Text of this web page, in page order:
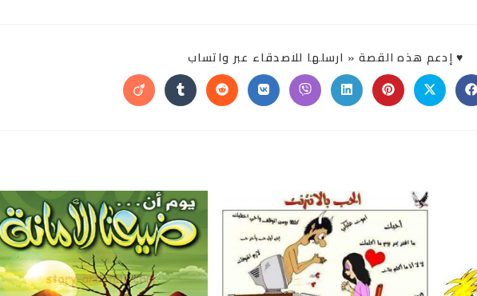
♥ إدعم هذه القصة « ارسلها للاصدقاء عبر واتسابSHARE
THIS
CONTENT
Opens
in
Opens
in
Opens
in
Opens
in
Opens
in
Opens
in
Opens
in
Opens
in
Opens
in